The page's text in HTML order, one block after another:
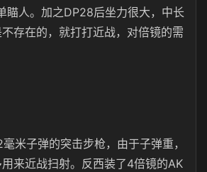
瞄人。加之DP28后坐力很大，中长
存在的，就打打近战，对倍镜的需
米子弹的突击步枪，由于子弹重，
来近战扫射。反西装了4倍镜的AK